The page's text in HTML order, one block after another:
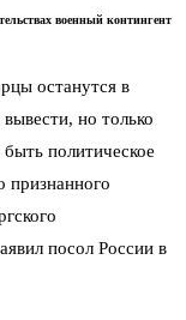
военный контингент
останутся в
но только
политическое
признанного
посол России в